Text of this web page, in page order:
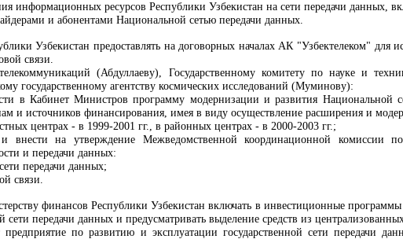
информационных ресурсов Республики Узбекистан на сети передачи данных,
и абонентами Национальной сетью передачи данных.
Узбекистан предоставлять на договорных началах АК "Узбектелеком" для
связи.
(Абдуллаеву), Государственному комитету по науке и
государственному агентству космических исследований (Муминову):
в Кабинет Министров программу модернизации и развития Национальной
и источников финaнcиpoвaния, имея в виду осуществление расширения и
центрах - в 1999-2001 гг., в районных центрах - в 2000-2003 гг.;
и внести на утверждение Межведомственной координационной комиссии
и передачи данных:
передачи данных;
связи.
финансов Республики Узбекистан включать в инвестиционные
передачи данных и предусматривать выделение средств из
по развитию и эксплуатации государственной сети передачи